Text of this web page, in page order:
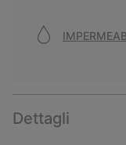
Dettagli